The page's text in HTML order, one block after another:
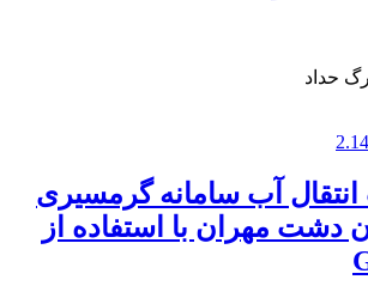
حداد
آب سامانه گرمسیری
دشت مهران با استفاده از